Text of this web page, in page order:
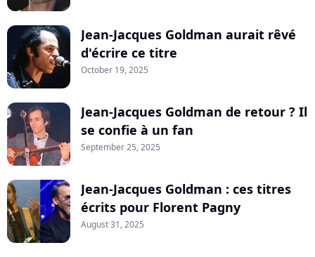
Jean-Jacques Goldman aurait rêvé
d'écrire ce titre
October 19, 2025
Jean-Jacques Goldman de retour ? Il
se confie à un fan
September 25, 2025
Jean-Jacques Goldman : ces titres
écrits pour Florent Pagny
August 31, 2025